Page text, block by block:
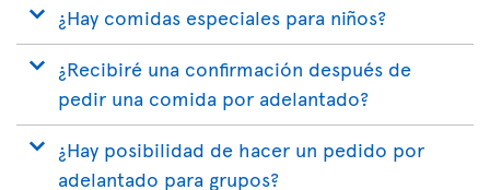
¿Hay comidas especiales para niños?
¿Recibiré una confirmación después de
pedir una comida por adelantado?
¿Hay posibilidad de hacer un pedido por
adelantado para grupos?